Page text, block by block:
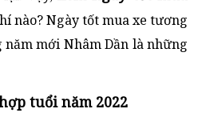
nào? Ngày tốt mua xe tương
mới Nhâm Dần là những
tuổi năm 2022